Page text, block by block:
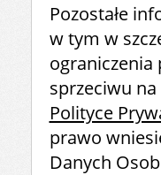
Pozostałe
w tym w
ograniczenia
sprzeciwu
Polityce
prawo
Danych